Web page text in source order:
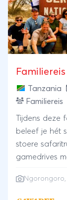
het tropische
deze
zuiden van
prachtige
Tanzania
Familiereis
Tijdens deze
beleef je hét
stoere
gamedrives
bezoek je het
Tarangire
Ngorongoro,